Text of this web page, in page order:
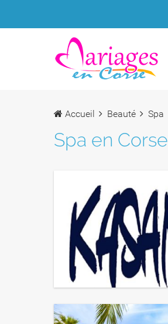
Accueil Beauté Spa
Spa en Corse